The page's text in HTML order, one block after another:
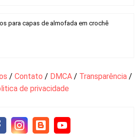
para capas de almofada em crochê
/ Contato / DMCA / Transparência /
de privacidade